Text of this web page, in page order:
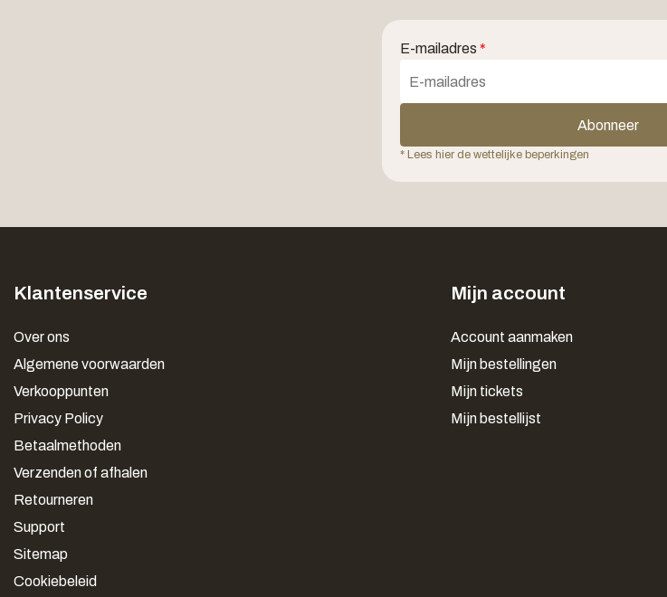
E-mailadres *
Abonneer
* Lees hier de wettelijke beperkingen
Klantenservice
Over ons
Algemene voorwaarden
Verkooppunten
Privacy Policy
Betaalmethoden
Verzenden of afhalen
Retourneren
Support
Sitemap
Cookiebeleid
Mijn account
Account aanmaken
Mijn bestellingen
Mijn tickets
Mijn bestellijst